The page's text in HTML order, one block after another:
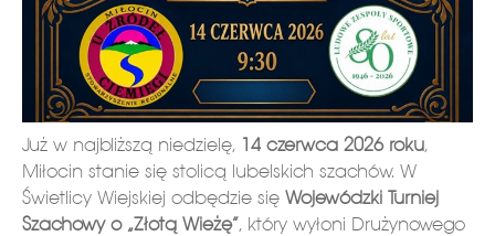
Już w najbliższą niedzielę, 14 czerwca 2026 roku,
Miłocin stanie się stolicą lubelskich szachów. W
Świetlicy Wiejskiej odbędzie się Wojewódzki Turniej
Szachowy o „Złotą Wieżę”, który wyłoni Drużynowego